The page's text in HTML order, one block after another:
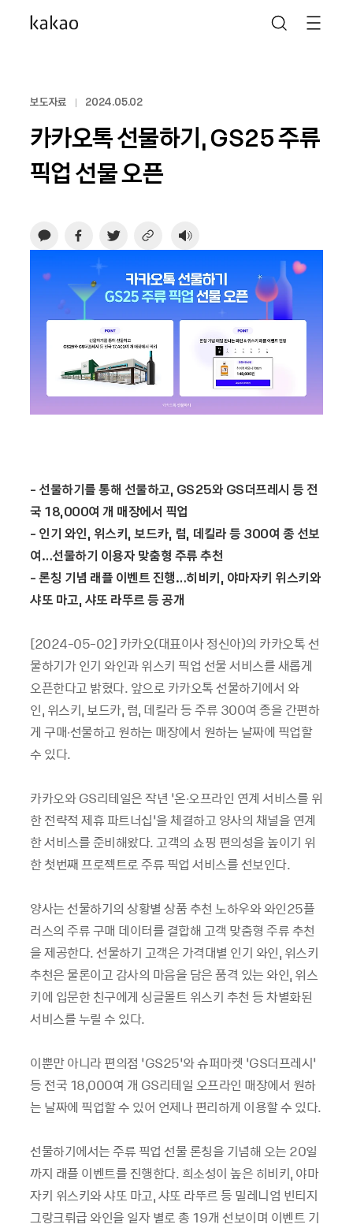
보도자료 2024.05.02
카카오톡 선물하기, GS25 주류
픽업 선물 오픈
- 선물하기를 통해 선물하고, GS25와 GS더프레시 등 전
국 18,000여 개 매장에서 픽업
- 인기 와인, 위스키, 보드카, 럼, 데킬라 등 300여 종 선보
여…선물하기 이용자 맞춤형 주류 추천
-론칭 기념 래플 이벤트 진행…히비키, 야마자키 위스키와
샤또 마고, 샤또 라뚜르 등 공개
[2024-05-02] 카카오(대표이사 정신아)의 카카오톡 선
물하기가 인기 와인과 위스키 픽업 선물 서비스를 새롭게
오픈한다고 밝혔다. 앞으로 카카오톡 선물하기에서 와
인, 위스키, 보드카, 럼, 데킬라 등 주류 300여 종을 간편하
게 구매∙선물하고 원하는 매장에서 원하는 날짜에 픽업할
수 있다.
카카오와 GS리테일은 작년 ‘온∙오프라인 연계 서비스를 위
한 전략적 제휴 파트너십’을 체결하고 양사의 채널을 연계
한 서비스를 준비해왔다. 고객의 쇼핑 편의성을 높이기 위
한 첫번째 프로젝트로 주류 픽업 서비스를 선보인다.
양사는 선물하기의 상황별 상품 추천 노하우와 와인25플
러스의 주류 구매 데이터를 결합해 고객 맞춤형 주류 추천
을 제공한다. 선물하기 고객은 가격대별 인기 와인, 위스키
추천은 물론이고 감사의 마음을 담은 품격 있는 와인, 위스
키에 입문한 친구에게 싱글몰트 위스키 추천 등 차별화된
서비스를 누릴 수 있다.
이뿐만 아니라 편의점 ‘GS25’와 슈퍼마켓 ‘GS더프레시’
등 전국 18,000여 개 GS리테일 오프라인 매장에서 원하
는 날짜에 픽업할 수 있어 언제나 편리하게 이용할 수 있다.
선물하기에서는 주류 픽업 선물 론칭을 기념해 오는 20일
까지 래플 이벤트를 진행한다. 희소성이 높은 히비키, 야마
자키 위스키와 샤또 마고, 샤또 라뚜르 등 밀레니엄 빈티지
그랑크뤼급 와인을 일자 별로 총 19개 선보이며 이벤트 기